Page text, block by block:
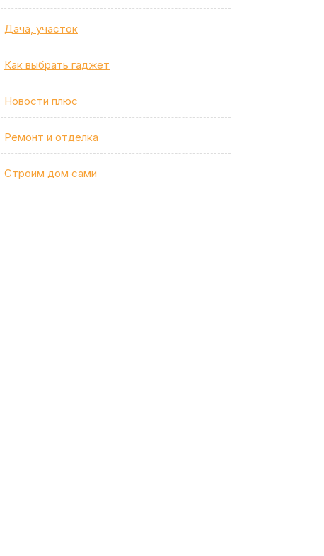
Дача, участок
Как выбрать гаджет
Новости плюс
Ремонт и отделка
Строим дом сами